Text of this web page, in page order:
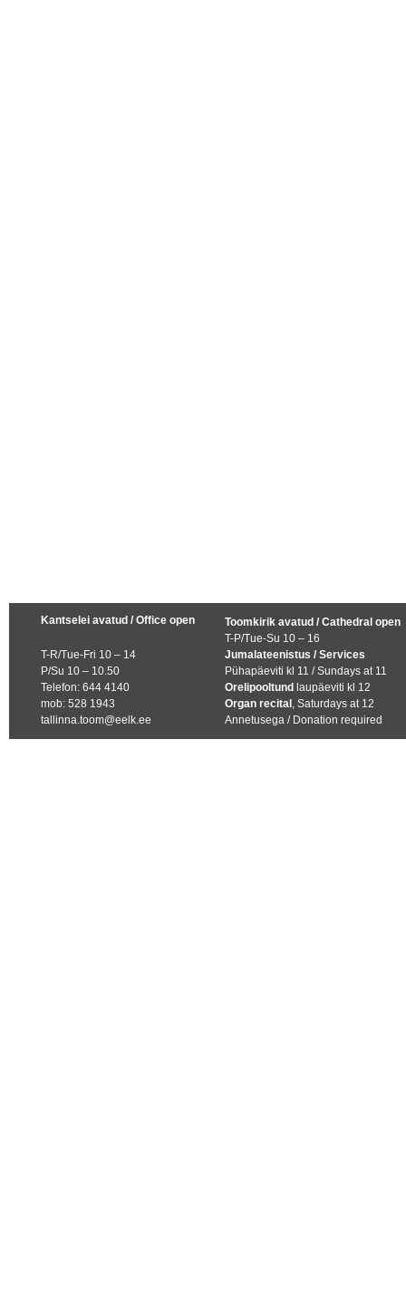
Kantselei avatud / Office open
T-R/Tue-Fri 10 – 14
P/Su 10 – 10.50
Telefon: 644 4140
mob: 528 1943
tallinna.toom@eelk.ee
Toomkirik avatud / Cathedral open
T-P/Tue-Su 10 – 16
Jumalateenistus / Services
Pühapäeviti kl 11 / Sundays at 11
Orelipooltund laupäeviti kl 12
Organ recital , Saturdays at 12
Annetusega / Donation required